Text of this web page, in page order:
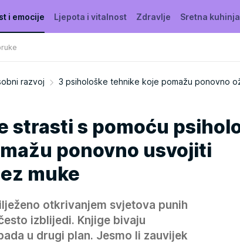
i emocije Ljepota i vitalnost Zdravlje Sretna kuhinja
razvoj
3 psihološke tehnike koje pomažu ponovno
strasti s pomoću
ponovno usvojiti
muke
otkrivanjem svjetova punih
izblijedi. Knjige bivaju
u drugi plan. Jesmo li zauvijek